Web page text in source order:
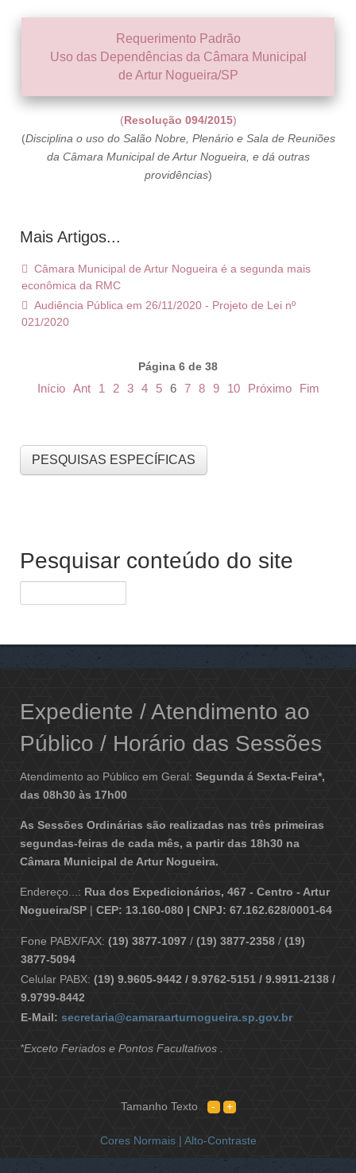
Requerimento Padrão
Uso das Dependências da Câmara Municipal
de Artur Nogueira/SP
(Resolução 094/2015)
(Disciplina o uso do Salão Nobre, Plenário e Sala de Reuniões
da Câmara Municipal de Artur Nogueira, e dá outras
providências)
Mais Artigos...
Câmara Municipal de Artur Nogueira é a segunda mais
econômica da RMC
Audiência Pública em 26/11/2020 - Projeto de Lei nº
021/2020
Página 6 de 38
Início Ant 1 2 3 4 5 6 7 8 9 10 Próximo Fim
PESQUISAS ESPECÍFICAS
Pesquisar conteúdo do site
Expediente / Atendimento ao
Público / Horário das Sessões
Atendimento ao Público em Geral: Segunda á Sexta-Feira*,
das 08h30 às 17h00
As Sessões Ordinárias são realizadas nas três primeiras
segundas-feiras de cada mês, a partir das 18h30 na
Câmara Municipal de Artur Nogueira.
Endereço...: Rua dos Expedicionários, 467 - Centro - Artur
Nogueira/SP | CEP: 13.160-080 | CNPJ: 67.162.628/0001-64
Fone PABX/FAX: (19) 3877-1097 / (19) 3877-2358 / (19)
3877-5094
Celular PABX: (19) 9.9605-9442 / 9.9762-5151 / 9.9911-2138 /
9.9799-8442
E-Mail: secretaria@camaraarturnogueira.sp.gov.br
*Exceto Feriados e Pontos Facultativos .
Tamanho Texto
Cores Normais | Alto-Contraste